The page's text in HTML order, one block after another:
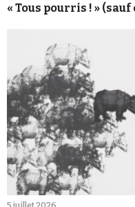
« Tous pourris ! » (sauf